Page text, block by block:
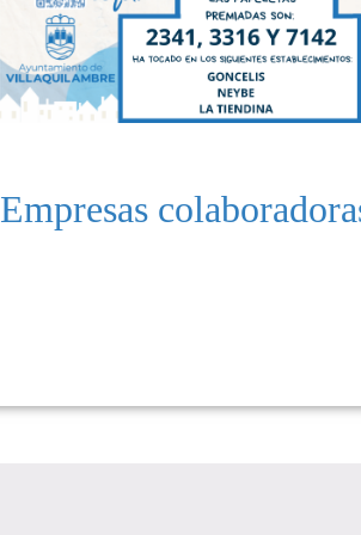
Empresas